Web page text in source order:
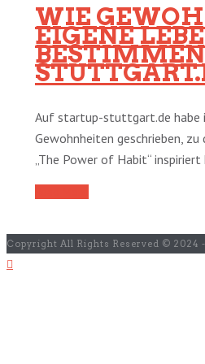
WIE
EIGENE
Auf startup-stuttgart.de habe
Gewohnheiten geschrieben, zu
„The Power of Habit“
Copyright All Rights Reserved © 2024 -